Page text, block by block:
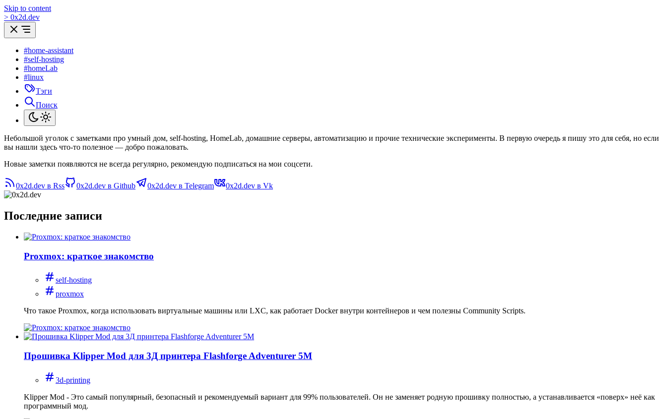
Skip to content
> 0x2d.dev
#home-assistant
#self-hosting
#homeLab
#linux
Тэги
Поиск
Небольшой уголок с заметками про умный дом, self-hosting, HomeLab, домашние серверы, автоматизацию и прочие технические эксперименты. В первую очередь я пишу это для себя, но если
вы нашли здесь что-то полезное — добро пожаловать.
Новые заметки появляются не всегда регулярно, рекомендую подписаться на мои соцсети.
0x2d.dev в Rss 0x2d.dev в Github 0x2d.dev в Telegram 0x2d.dev в Vk
Последние записи
Proxmox: краткое знакомство
self-hosting
proxmox
Что такое Proxmox, когда использовать виртуальные машины или LXC, как работает Docker внутри контейнеров и чем полезны Community Scripts.
Прошивка Klipper Mod для 3Д принтера Flashforge Adventurer 5M
3d-printing
Klipper Mod - Это самый популярный, безопасный и рекомендуемый вариант для 99% пользователей. Он не заменяет родную прошивку полностью, а устанавливается «поверх» неё как
программный мод.